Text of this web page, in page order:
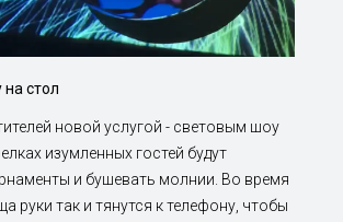
стол
новой услугой - световым шоу
изумленных гостей будут
и бушевать молнии. Во время
руки так и тянутся к телефону, чтобы